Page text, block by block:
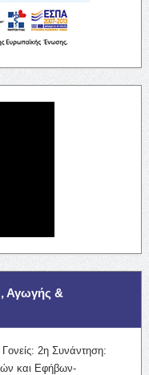
Αγωγής &
2η Συνάντηση:
και Εφήβων-